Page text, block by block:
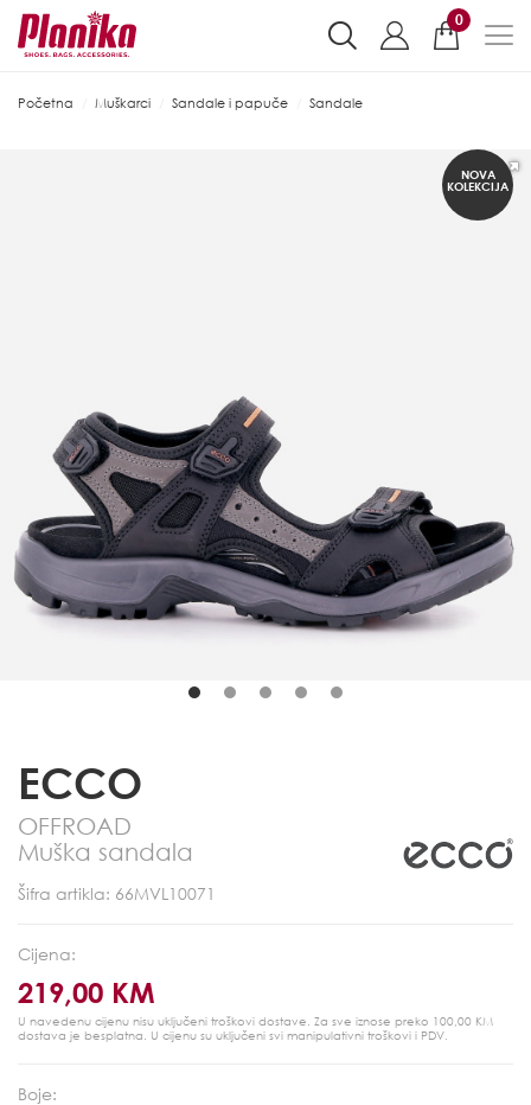
0
Početna Muškarci Sandale i papuče Sandale
NOVA
KOLEKCIJA
ECCO
OFFROAD
Muška sandala
Šifra artikla: 66MVL10071
Cijena:
219,00 KM
U navedenu cijenu nisu uključeni troškovi dostave. Za sve iznose preko 100,00 KM
dostava je besplatna. U cijenu su uključeni svi manipulativni troškovi i PDV.
Boje: